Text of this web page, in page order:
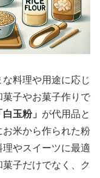
料理や用途に応じ
子やお菓子作りで
玉粉」 が代用品と
お米から作られた粉
やスイーツに最適
子だけでなく、ク